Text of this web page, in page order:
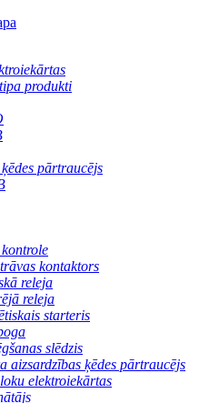
produkti
pārtraucējs
kontaktors
releja
releja
starteris
slēdzis
aizsardzības ķēdes pārtraucējs
elektroiekārtas